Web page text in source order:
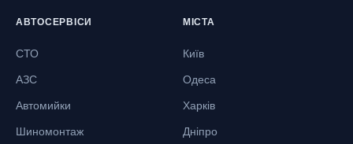
АВТОСЕРВІСИ
СТО
АЗС
Автомийки
Шиномонтаж
МІСТА
Київ
Одеса
Харків
Дніпро